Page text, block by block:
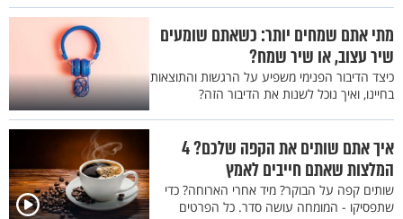
מתי אתם שמחים יותר: כשאתם שומעים
שיר עצוב, או שיר שמח?
כיצד הדיבור הפנימי משפיע על הרגשות והתוצאות
בחיינו, ואיך נוכל לשנות את הדיבור הזה?
איך אתם שותים את הקפה שלכם? 4
המלצות שאתם חייבים לאמץ
שותים קפה על הבוקר? מיד אחרי הארוחה? כדי
שתפסיקו - המומחה עושה סדר. כל הפרטים